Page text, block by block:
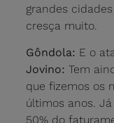
grandes
cresça muito.
Gôndola: E o
Jovino: Tem
que fizemos os
últimos anos.
50% do